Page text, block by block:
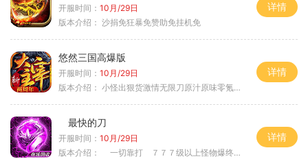
开服时间： 10月/29日
版本介绍： 沙捐免狂暴免赞助免挂机免
详情
悠然三国高爆版
开服时间： 10月/29日
版本介绍： 小怪出狠货激情无限刀原汁原味零氪通关
详情
最快的刀
开服时间： 10月/29日
版本介绍：
一切靠打 ７７７级以上怪物爆终极
详情